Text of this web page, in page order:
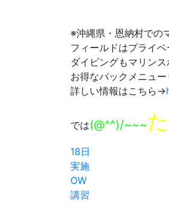
※沖縄県・恩納村での
フィールドはプライ
ダイビングもマリン
お得なパックメニュー
詳しい情報はこちら→
では(@^^)/~~~
18日
実施
OW
講習